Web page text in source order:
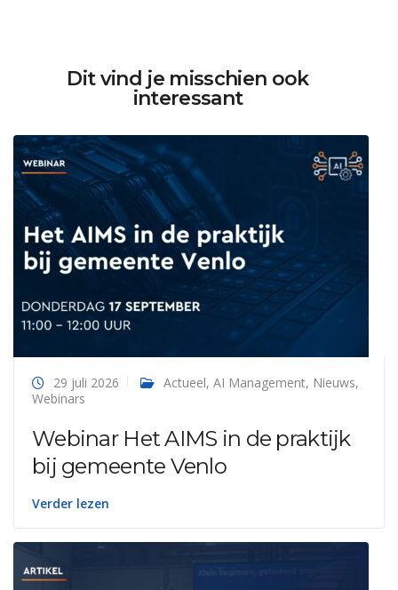
Dit vind je misschien ook
interessant
29 juli 2026 Actueel, AI Management, Nieuws,
Webinars
Webinar Het AIMS in de praktijk
bij gemeente Venlo
Verder lezen